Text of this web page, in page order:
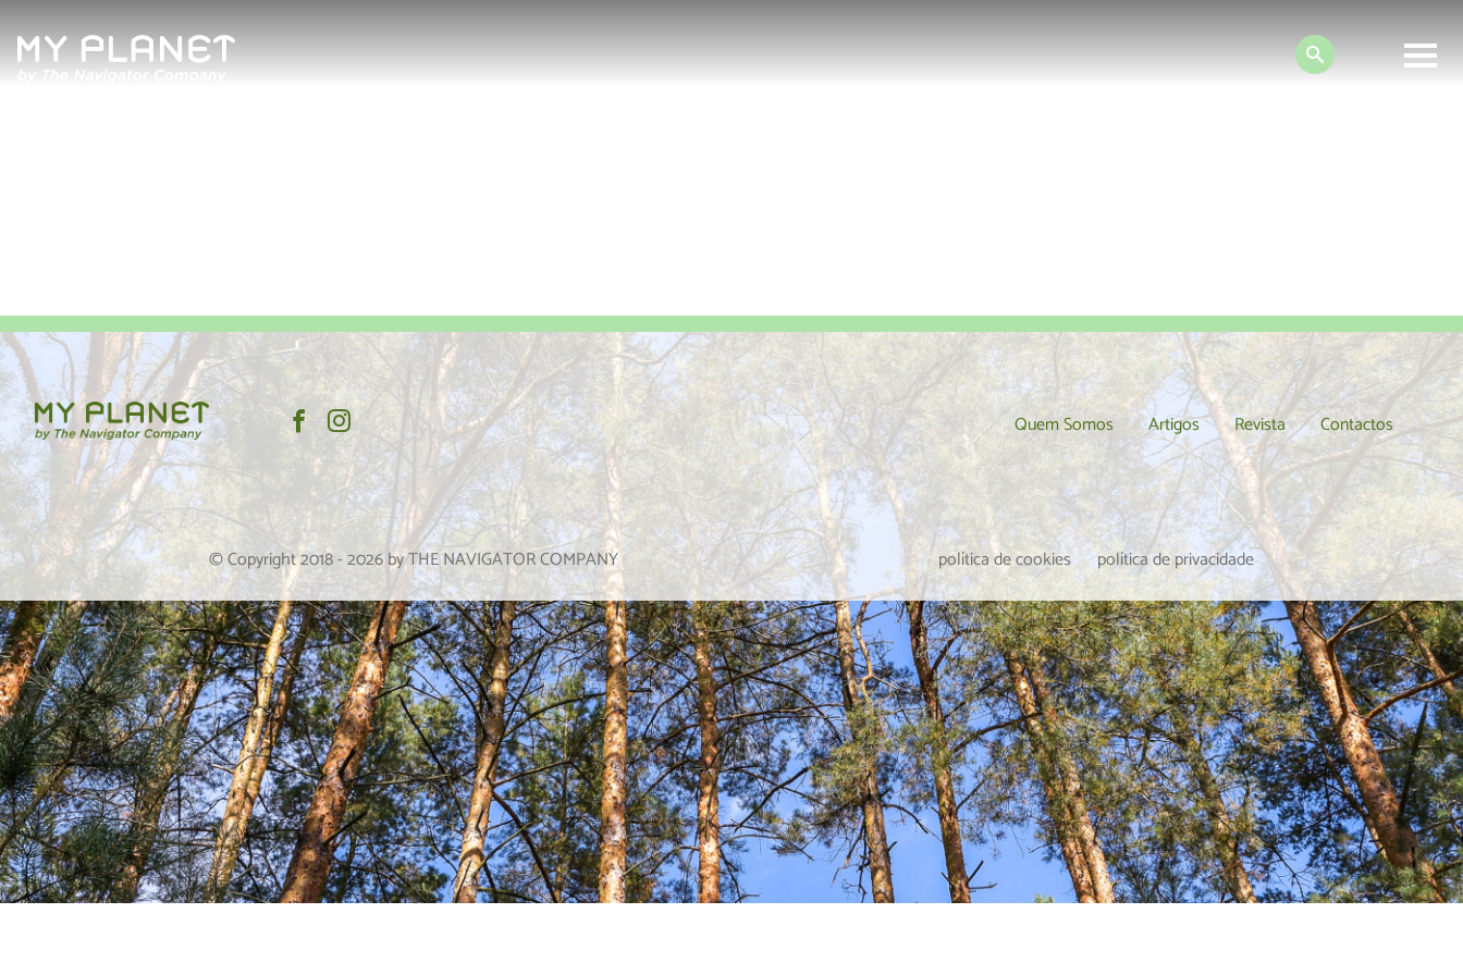
Search:
Revista
Contactos
Política de Privacidade
Quem Somos Artigos Revista Contactos
© Copyright 2018 -2026by THE NAVIGATOR COMPANY política de cookies política de privacidade